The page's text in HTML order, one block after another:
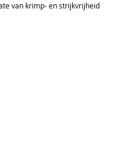
van krimp- en strijkvrijheid